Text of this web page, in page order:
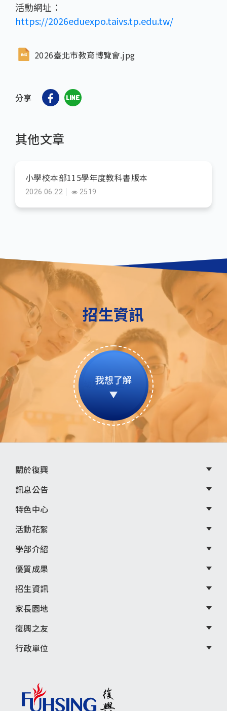
活動網址：
https://2026eduexpo.taivs.tp.edu.tw/
2026臺北市教育博覽會.jpg
分享
其他文章
小學校本部115學年度教科書版本
2026.06.22 2519
招生資訊
我想了解
頁
尾
選
單
關於復興
訊息公告
特色中心
活動花絮
學部介紹
優質成果
招生資訊
家長園地
復興之友
行政單位